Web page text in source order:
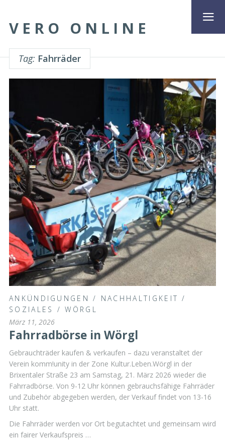
VERO ONLINE
Tag: Fahrräder
ANKÜNDIGUNGEN / NACHHALTIGKEIT /
SOZIALES
/WÖRGL
März 11, 2026
Fahrradbörse in Wörgl
Gebrauchträder kaufen & verkaufen – dazu veranstaltet der
Verein komm!unity in der Zone Kultur.Leben.Wörgl in der
Brixentaler Straße 23 am Samstag, 21. März 2026 wieder die
Fahrradbörse. Von 9-12 Uhr können gebrauchsfähige Fahrräder
und Zubehör abgegeben werden, der Verkauf findet von 13-16
Uhr statt.
Die Fahrräder werden vor Ort begutachtet und gemeinsam wird
ein fairer Verkaufspreis …